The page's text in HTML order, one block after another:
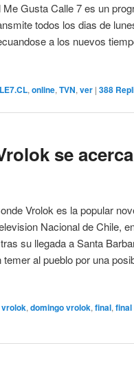
Me Gusta Calle 7 es un
todos los dias de
a los nuevos
,online,TVN,ver |388
se acerca
Vrolok es la popular
Nacional de Chile,
su llegada a Santa
al pueblo por una
,domingo vrolok,final,